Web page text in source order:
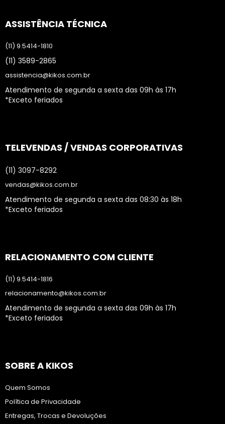
ASSISTÊNCIA TÉCNICA
(11) 9.5414-1810
(11) 3589-2865
assistencia@kikos.com.br
Atendimento de segunda a sexta das 09h às 17h
*Exceto feriados
TELEVENDAS / VENDAS CORPORATIVAS
(11) 3097-8292
vendas@kikos.com.br
Atendimento de segunda a sexta das 08:30 às 18h
*Exceto feriados
RELACIONAMENTO COM CLIENTE
(11) 9.5414-1816
relacionamento@kikos.com.br
Atendimento de segunda a sexta das 09h às 17h
*Exceto feriados
SOBRE A KIKOS
Quem Somos
Política de Privacidade
Entregas, Trocas e Devoluções